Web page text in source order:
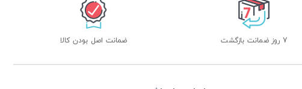
7 روز ضمانت بازگشت ضمانت اصل بودن کالا